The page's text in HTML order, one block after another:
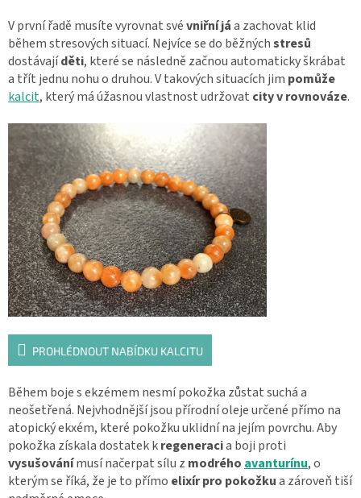
V první řadě musíte vyrovnat svévniřní jáa zachovat klid
během stresových situací. Nejvíce se do běžnýchstresů
dostávajíděti, které se následně začnou automaticky škrábat
a třít jednu nohu o druhou. V takových situacích jim pomůže
kalcit, který má úžasnou vlastnost udržovat city v rovnováze.
PROHLÉDNOUT NABÍDKU KALCITU
Během boje s ekzémem nesmí pokožka zůstat suchá a
neošetřená. Nejvhodnější jsou přírodní oleje určené přímo na
atopický ekxém, které pokožku uklidní na jejím povrchu. Aby
pokožka získala dostatek kregeneracia boji proti
vysušovánímusí načerpat sílu z modrého avanturínu, o
kterým se říká, že je to přímo elixír pro pokožkua zároveň tiší